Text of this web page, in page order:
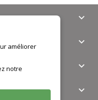




améliorer
notre